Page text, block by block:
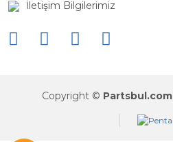
İletişim Bilgilerimiz
Copyright © Partsbul.com